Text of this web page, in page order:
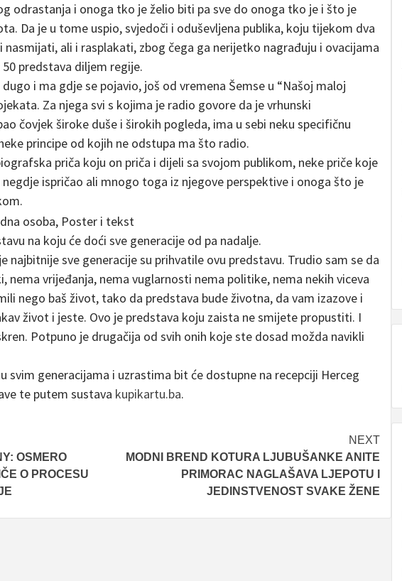
odrastanja i onoga tko je želio biti pa sve do onoga tko je i što je
Da je u tome uspio, svjedoči i oduševljena publika, koju tijekom dva
ali i rasplakati, zbog čega ga nerijetko nagrađuju i ovacijama
predstava diljem regije.
i ma gdje se pojavio, još od vremena Šemse u “Našoj maloj
Za njega svi s kojima je radio govore da je vrhunski
čovjek široke duše i širokih pogleda, ima u sebi neku specifičnu
principe od kojih ne odstupa ma što radio.
priča koju on priča i dijeli sa svojom publikom, neke priče koje
ispričao ali mnogo toga iz njegove perspektive i onoga što je
na koju će doći sve generacije od pa nadalje.
najbitnije sve generacije su prihvatile ovu predstavu. Trudio sam se da
nema vrijeđanja, nema vuglarnosti nema politike, nema nekih viceva
nego baš život, tako da predstava bude životna, da vam izazove i
život i jeste. Ovo je predstava koju zaista ne smijete propustiti. I
Potpuno je drugačija od svih onih koje ste dosad možda navikli
svim generacijama i uzrastima bit će dostupne na recepciji Herceg
te putem sustava kupikartu.ba.
OSMERO
O PROCESU
NEXT
MODNI BREND KOTURA LJUBUŠANKE ANITE
PRIMORAC NAGLAŠAVA LJEPOTU I
JEDINSTVENOST SVAKE ŽENE